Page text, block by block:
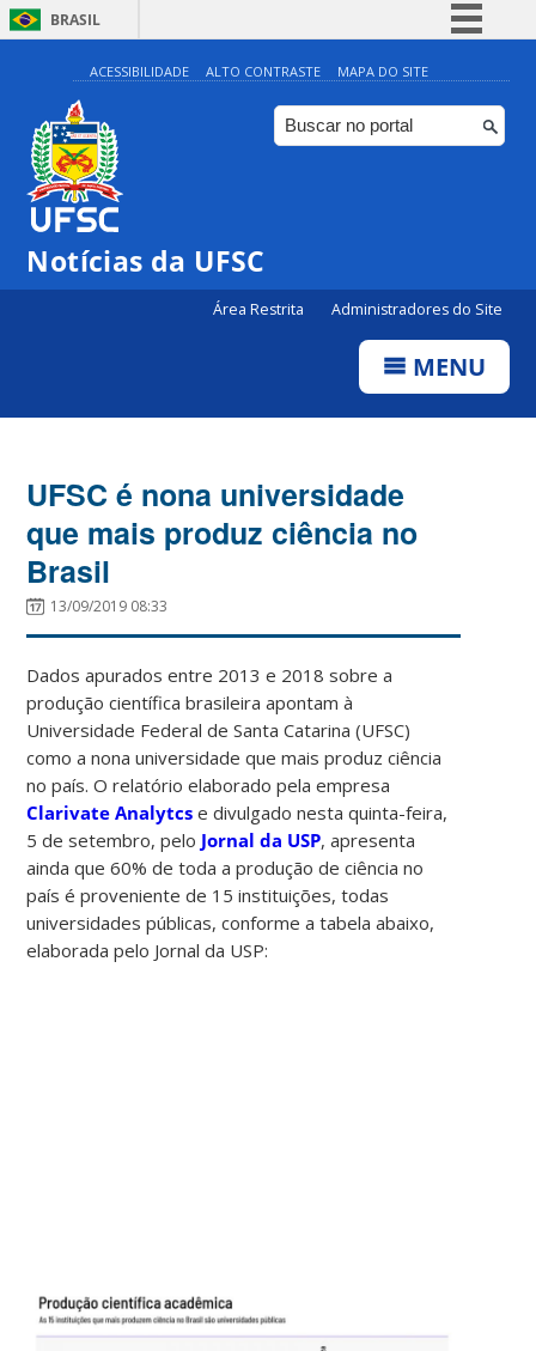
BRASIL
Simplifique!
Comunica BR
Participe
ACESSIBILIDADE ALTO CONTRASTE MAPA DO SITE
Notícias da UFSC
Área Restrita Administradores do Site
MENU
UFSC é nona universidade
que mais produz ciência no
Brasil
13/09/2019 08:33
Dados apurados entre 2013 e 2018 sobre a
produção científica brasileira apontam à
Universidade Federal de Santa Catarina (UFSC)
como a nona universidade que mais produz ciência
no país. O relatório elaborado pela empresa
Clarivate Analytcs e divulgado nesta quinta-feira,
5 de setembro, pelo Jornal da USP, apresenta
ainda que 60% de toda a produção de ciência no
país é proveniente de 15 instituições, todas
universidades públicas, conforme a tabela abaixo,
elaborada pelo Jornal da USP: